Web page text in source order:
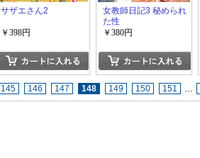
サザエさん2
￥398円
女教師日記3 秘められ
た性
￥380円
145 146 147 148 149 150 151 …